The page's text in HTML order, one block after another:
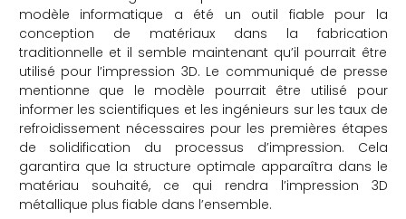
modèle informatique a été un outil fiable pour la
conception de matériaux dans la fabrication
traditionnelle et il semble maintenant qu’il pourrait être
utilisé pour l’impression 3D. Le communiqué de presse
mentionne que le modèle pourrait être utilisé pour
informer les scientifiques et les ingénieurs sur les taux de
refroidissement nécessaires pour les premières étapes
de solidification du processus d’impression. Cela
garantira que la structure optimale apparaîtra dans le
matériau souhaité, ce qui rendra l’impression 3D
métallique plus fiable dans l’ensemble.